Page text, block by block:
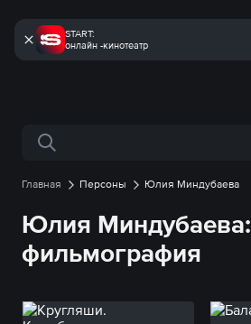
START:
онлайн -кинотеатр
Поиск по сайту
Главная Персоны Юлия Миндубаева
Юлия Миндубаева:
фильмография